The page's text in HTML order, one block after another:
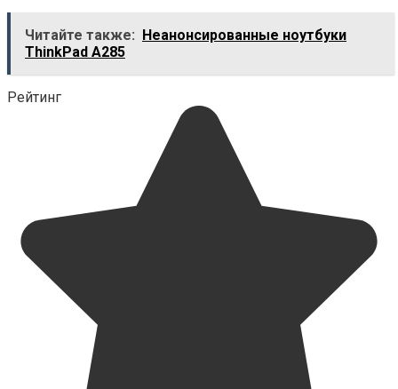
Читайте также: Неанонсированные ноутбуки
ThinkPad A285
Рейтинг